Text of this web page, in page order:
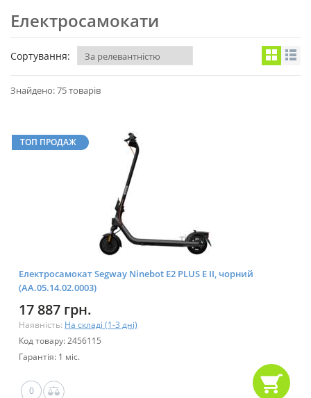
Електросамокати
Сортування:
Знайдено: 75 товарів
ТОП ПРОДАЖ
Електросамокат Segway Ninebot E2 PLUS E II, чорний
(AA.05.14.02.0003)
17 887 грн.
Наявність: На складі (1-3 дні)
Код товару: 2456115
Гарантія: 1 міс.
0